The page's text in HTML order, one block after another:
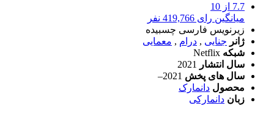
7.7 از 10
میانگین رای 419,766 نفر
زیرنویس فارسی چسبیده
ژانر جنایی , درام , معمایی
شبکه Netflix
سال انتشار
2021
سال های پخش 2021–
محصول دانمارک
زبان دانمارکی